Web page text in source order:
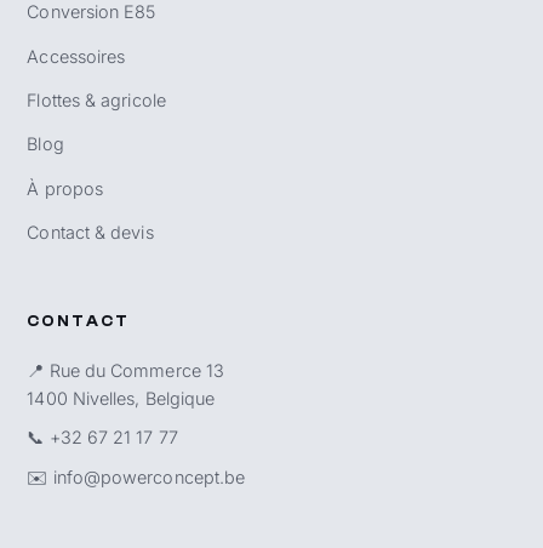
Conversion E85
Accessoires
Flottes & agricole
Blog
À propos
Contact & devis
CONTACT
📍 Rue du Commerce 13
1400 Nivelles, Belgique
📞 +32 67 21 17 77
✉️ info@powerconcept.be